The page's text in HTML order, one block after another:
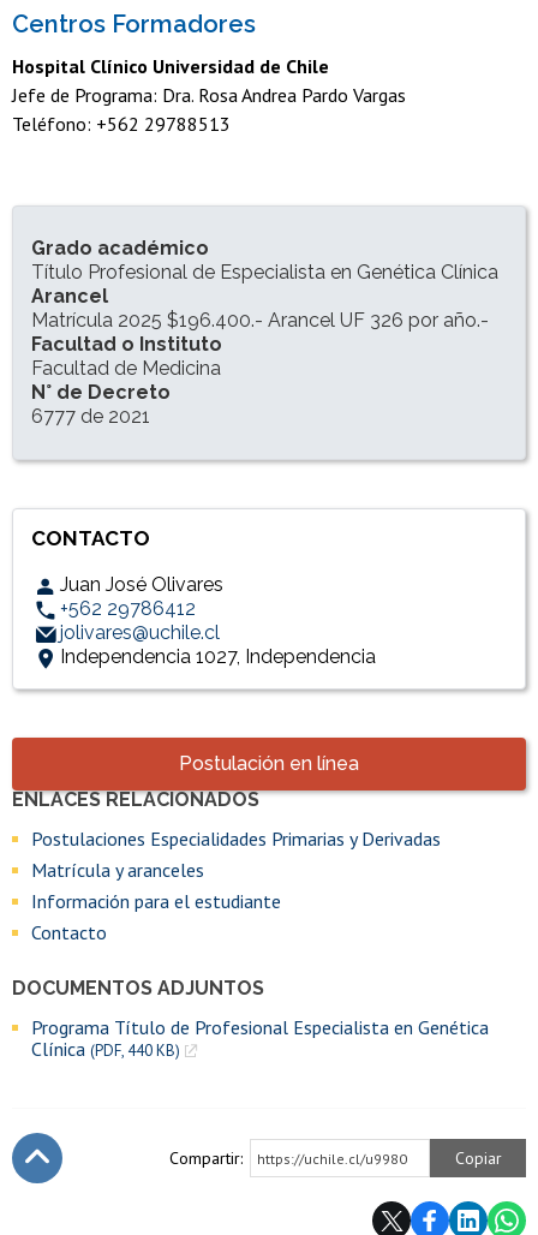
Centros Formadores
Hospital Clínico Universidad de Chile
Jefe de Programa: Dra. Rosa Andrea Pardo Vargas
Teléfono: +562 29788513
Accesos directosPostulación en línea
INFORMACIÓN DEL PROGRAMA
Grado académico
Título Profesional de Especialista en Genética Clínica
Arancel
Matrícula 2025 $196.400.- Arancel UF 326 por año.-
Facultad o Instituto
Facultad de Medicina
N° de Decreto
6777 de 2021
Enlaces y documentos de interés
ENLACES RELACIONADOS
Postulaciones Especialidades Primarias y Derivadas
Matrícula y aranceles
Información para el estudiante
Contacto
DOCUMENTOS ADJUNTOS
Programa Título de Profesional Especialista en Genética
Clínica (PDF, 440 KB)
CONTACTO
Juan José Olivares
+562 29786412
jolivares@uchile.cl
Independencia 1027, Independencia
Compartir: https://uchile.cl/u9980 Copiar